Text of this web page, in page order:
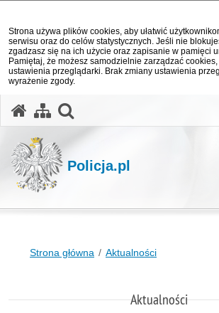
Strona używa plików cookies, aby ułatwić
serwisu oraz do celów statystycznych. Jeśli nie
zgadzasz się na ich użycie oraz zapisanie w pamięci
Pamiętaj, że możesz samodzielnie zarządzać
ustawienia przeglądarki. Brak zmiany ustawienia
wyrażenie zgody.
Policja.pl
Strona główna Aktualności
Aktualności